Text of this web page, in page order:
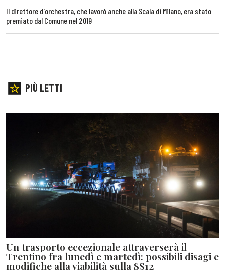
Il direttore d'orchestra, che lavorò anche alla Scala di Milano, era stato
premiato dal Comune nel 2019
PIÙ LETTI
Un trasporto eccezionale attraverserà il
Trentino fra lunedì e martedì: possibili disagi e
modifiche alla viabilità sulla SS12